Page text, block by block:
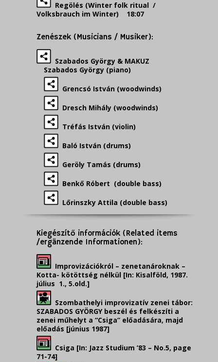
Regölés (Winter folk ritual /
Volksbrauch im Winter) 18:07
Zenészek (Musicians / Musiker):
Szabados György & MAKUZ
Szabados György (piano)
Grencsó István (woodwinds)
Dresch Mihály (woodwinds)
Tréfás István (violin)
Baló István (drums)
Geröly Tamás (drums)
Benkő Róbert (double bass)
Lőrinszky Attila (double bass)
Kiegészítő információk (Related items
/ergänzende Informationen):
Improvizációkról – zenetanároknak –
Kotta- kötöttség nélkül [In: Kisalföld, 1987.
július 1., 5.old.]
Szombathelyi improvizatív zenei tábor:
SZABADOS GYÖRGY beszél és felkészíti a
zenei műhelyt a “Csiga” előadására, majd
előadás [június 1987]
Csiga [In: Jazz Studium ’83 – No.5, page
71-74]